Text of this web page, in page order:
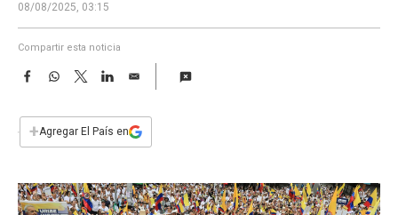
08/08/2025, 03:15
Compartir esta noticia
F
e
b
k
W
s
p
T
w
t
L
n
E
i
l
+Agregar El País en